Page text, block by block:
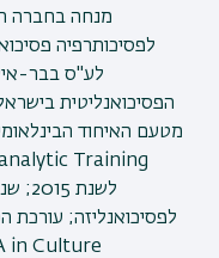
מנחה בחברה
לפסיכותרפיה
לע"ס בבר-
הפסיכואנליטית
מטעם האיחוד
לפסיכואנליזה; עורכת